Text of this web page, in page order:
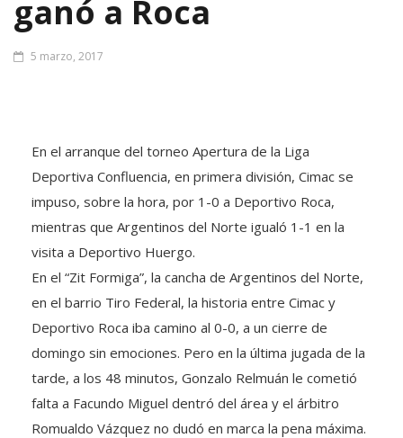
ganó a Roca
5 marzo, 2017
En el arranque del torneo Apertura de la Liga
Deportiva Confluencia, en primera división, Cimac se
impuso, sobre la hora, por 1-0 a Deportivo Roca,
mientras que Argentinos del Norte igualó 1-1 en la
visita a Deportivo Huergo.
En el “Zit Formiga”, la cancha de Argentinos del Norte,
en el barrio Tiro Federal, la historia entre Cimac y
Deportivo Roca iba camino al 0-0, a un cierre de
domingo sin emociones. Pero en la última jugada de la
tarde, a los 48 minutos, Gonzalo Relmuán le cometió
falta a Facundo Miguel dentró del área y el árbitro
Romualdo Vázquez no dudó en marca la pena máxima.